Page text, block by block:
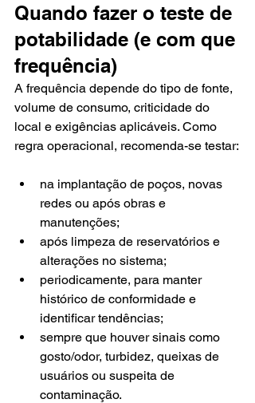
Quando fazer o teste de
potabilidade (e com que
frequência)
A frequência depende do tipo de fonte,
volume de consumo, criticidade do
local e exigências aplicáveis. Como
regra operacional, recomenda-se testar:
na implantação de poços, novas
redes ou após obras e
manutenções;
após limpeza de reservatórios e
alterações no sistema;
periodicamente, para manter
histórico de conformidade e
identificar tendências;
sempre que houver sinais como
gosto/odor, turbidez, queixas de
usuários ou suspeita de
contaminação.